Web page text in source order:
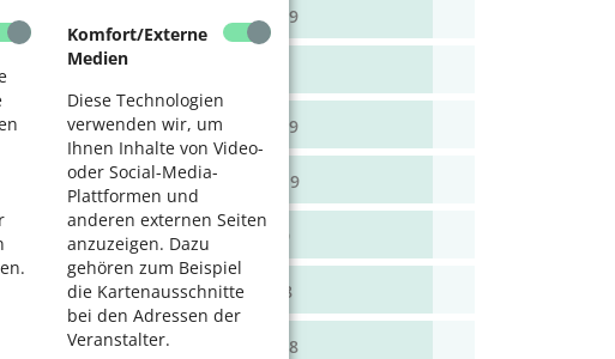
Komfort/Externe
Medien
Diese Technologien
verwenden wir, um
Ihnen Inhalte von Video-
oder Social-Media-
Plattformen und
anderen externen Seiten
anzuzeigen. Dazu
gehören zum Beispiel
die Kartenausschnitte
bei den Adressen der
Veranstalter.
KölnerLeben Aug/Sept 2019
KölnerLeben Juni/Juli 2019
KölnerLeben April/Mai 2019
KölnerLeben Feb/März 2019
KölnerLeben Dez 18/Jan 19
KölnerLeben Okt/Nov 2018
KölnerLeben Aug/Sept 2018